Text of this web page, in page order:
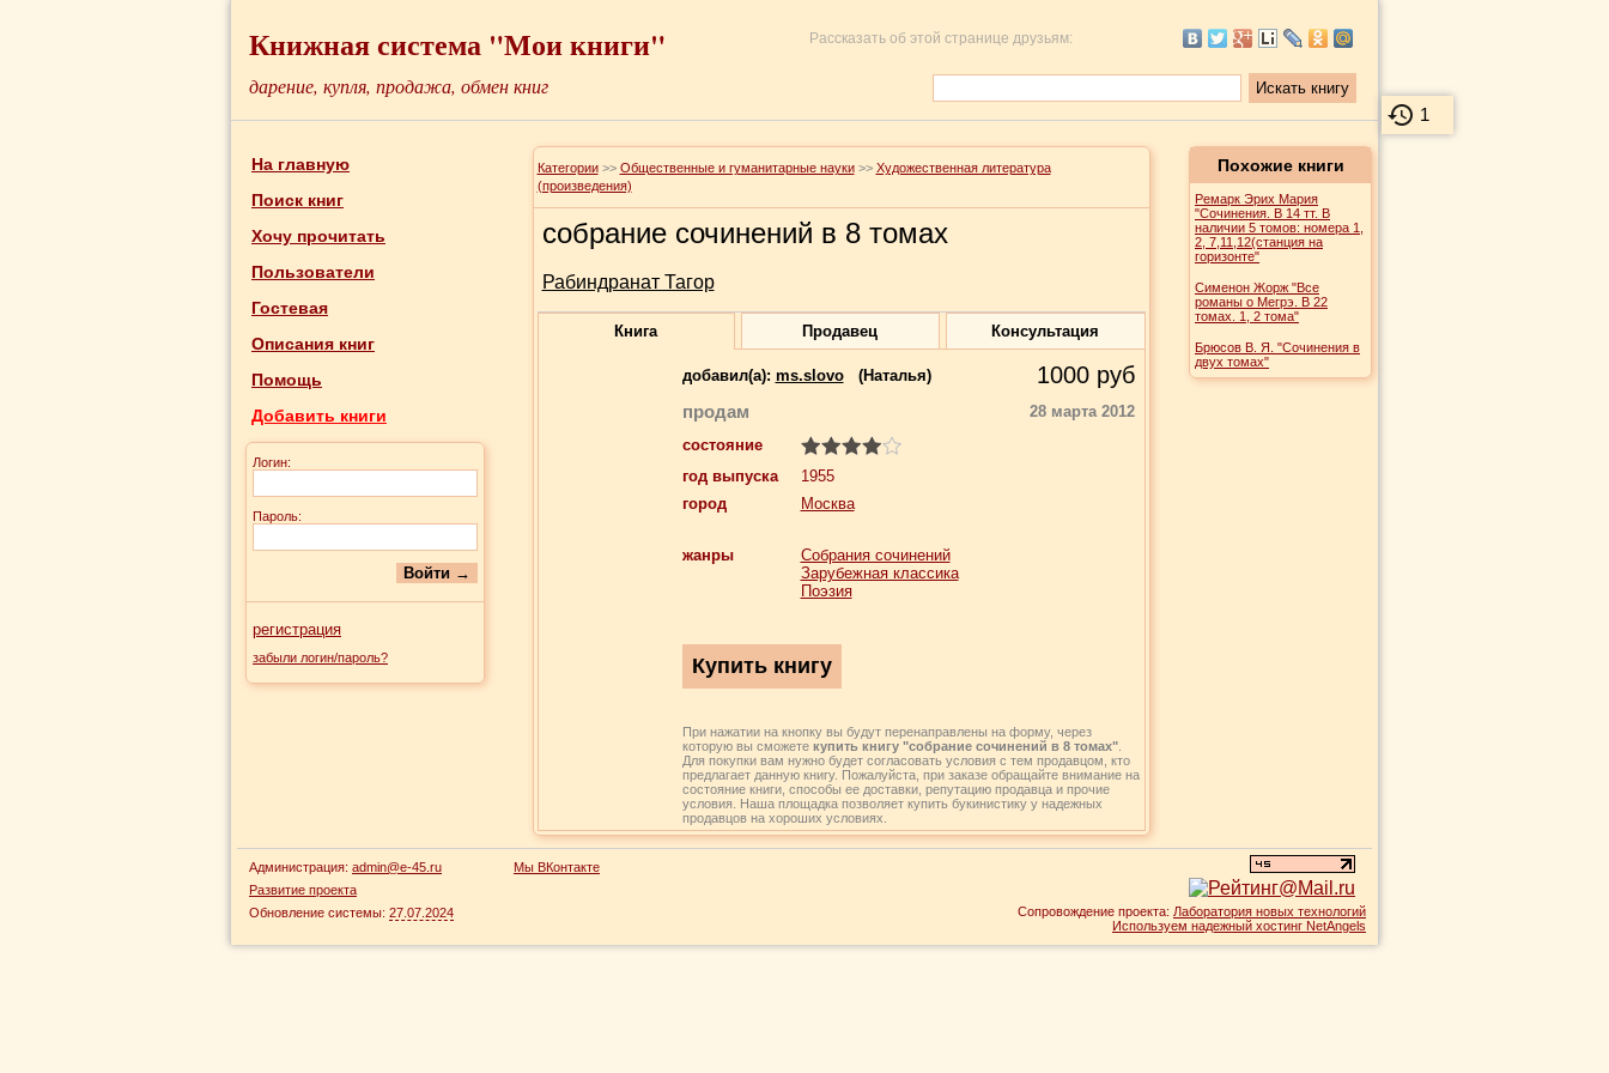
1
Книжная система "Мои книги" Рассказать об этой странице друзьям:
дарение, купля, продажа, обмен книг
На главную
Поиск книг
Хочу прочитать
Пользователи
Гостевая
Описания книг
Помощь
Добавить книги
Логин:
Пароль:
регистрация
забыли логин/пароль?
Категории >> Общественные и гуманитарные науки >> Художественная литература
(произведения)
собрание сочинений в 8 томах
Рабиндранат Тагор
Книга Продавец Консультация
добавил(a): ms.slovo (Наталья) 1000 руб
продам
28 марта 2012
состояние
год выпуска
1955
город
Москва
жанры
Собрания сочинений
Зарубежная классика
Поэзия
При нажатии на кнопку вы будут перенаправлены на форму, через
которую вы сможете купить книгу "собрание сочинений в 8 томах".
Для покупки вам нужно будет согласовать условия с тем продавцом, кто
предлагает данную книгу. Пожалуйста, при заказе обращайте внимание на
состояние книги, способы ее доставки, репутацию продавца и прочие
условия. Наша площадка позволяет купить букинистику у надежных
продавцов на хороших условиях.
Похожие книги
Ремарк Эрих Мария
"Сочинения. В 14 тт. В
наличии 5 томов: номера 1,
2, 7,11,12(станция на
горизонте"
Сименон Жорж "Все
романы о Мегрэ. В 22
томах. 1, 2 тома"
Брюсов В. Я. "Сочинения в
двух томах"
Администрация: admin@e-45.ru
Развитие проекта
Обновление системы: 27.07.2024
Мы ВКонтакте
Сопровождение проекта: Лаборатория новых технологий
Используем надежный хостинг NetAngels